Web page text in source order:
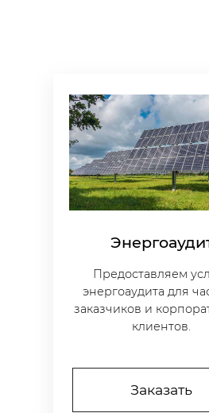
Предоставляем
энергоаудита для
заказчиков и
клиентов.
Заказать